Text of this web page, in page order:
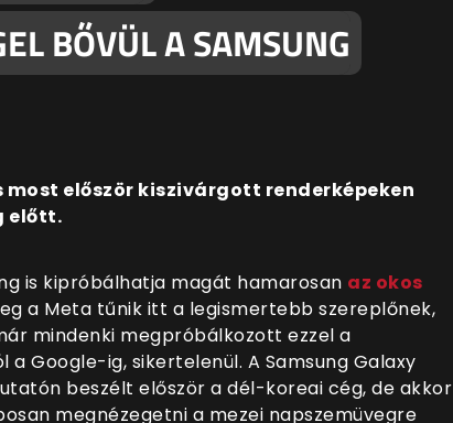
BŐVÜL A SAMSUNG
most először kiszivárgott renderképeken
előtt.
is kipróbálhatja magát hamarosan az okos
a Meta tűnik itt a legismertebb szereplőnek,
mindenki megpróbálkozott ezzel a
Google-ig, sikertelenül. A Samsung Galaxy
beszélt először a dél-koreai cég, de akkor
megnézegetni a mezei napszemüvegre